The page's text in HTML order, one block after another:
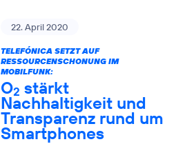
22. April 2020
TELEFÓNICA SETZT AUF
RESSOURCENSCHONUNG IM
MOBILFUNK:
O2 stärkt
Nachhaltigkeit und
Transparenz rund um
Smartphones